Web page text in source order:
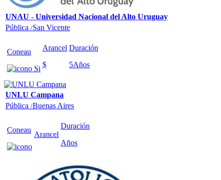
UNAU - Universidad Nacional del Alto Uruguay
Pública /San Vicente
Coneau
Arancel
$
Duración
5Años
UNLU Campana
Pública /Buenas Aires
Coneau
Arancel
Duración
Años